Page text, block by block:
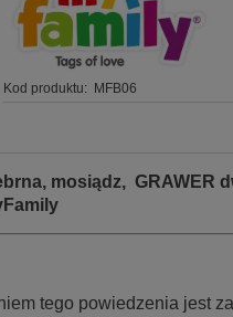
Kod produktu: MFB06
mosiądz, GRAWER
tego powiedzenia jest